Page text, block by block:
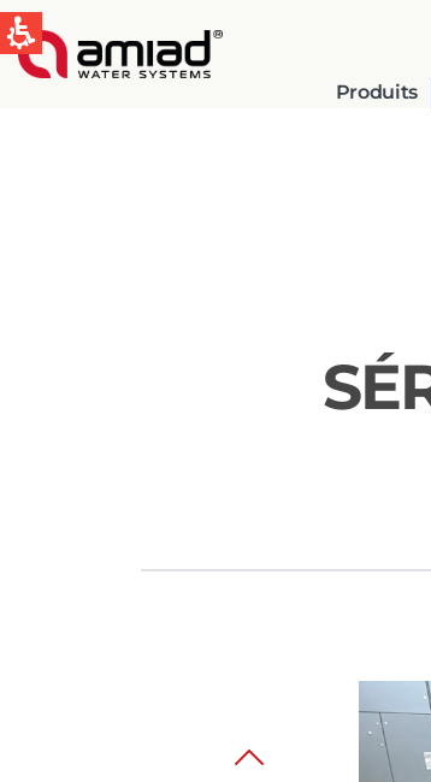
Produits
QUICK LINKS
Global